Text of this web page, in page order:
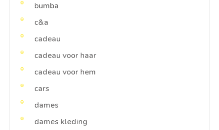
bumba
c&a
cadeau
cadeau voor haar
cadeau voor hem
cars
dames
dames kleding